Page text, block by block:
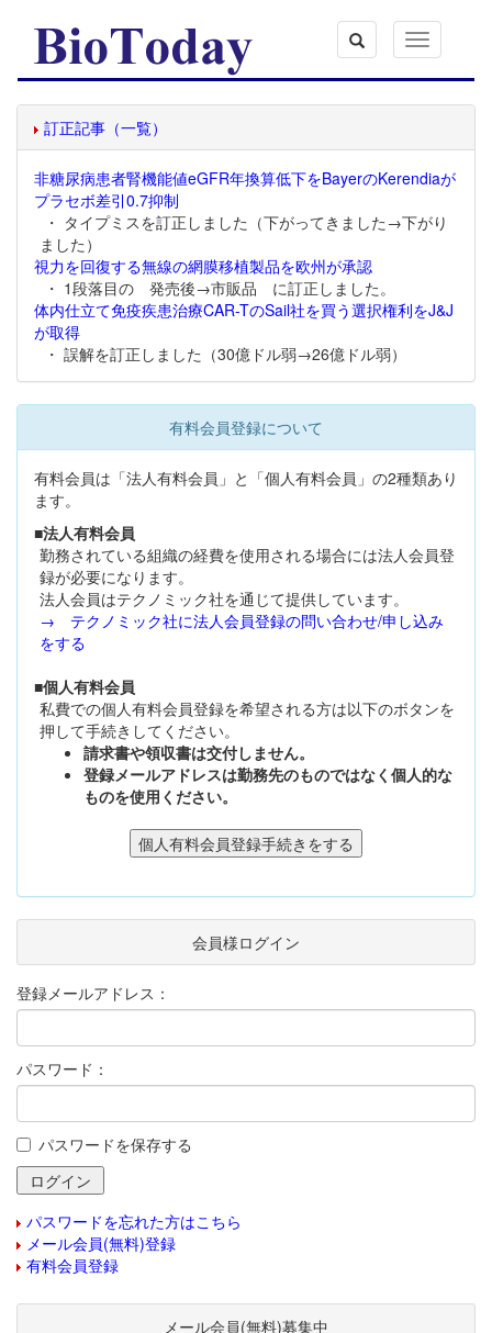
Toggle
navigation
訂正記事（一覧）
非糖尿病患者腎機能値eGFR年換算低下をBayerのKerendiaが
プラセボ差引0.7抑制
・ タイプミスを訂正しました（下がってきました→下がり
ました）
視力を回復する無線の網膜移植製品を欧州が承認
・ 1段落目の 発売後→市販品 に訂正しました。
体内仕立て免疫疾患治療CAR-TのSail社を買う選択権利をJ&J
が取得
・ 誤解を訂正しました（30億ドル弱→26億ドル弱）
有料会員登録について
有料会員は「法人有料会員」と「個人有料会員」の2種類あり
ます。
■法人有料会員
勤務されている組織の経費を使用される場合には法人会員登
録が必要になります。
法人会員はテクノミック社を通じて提供しています。
→ テクノミック社に法人会員登録の問い合わせ/申し込み
をする
■個人有料会員
私費での個人有料会員登録を希望される方は以下のボタンを
押して手続きしてください。
請求書や領収書は交付しません。
登録メールアドレスは勤務先のものではなく個人的な
ものを使用ください。
会員様ログイン
登録メールアドレス：
パスワード：
パスワードを保存する
パスワードを忘れた方はこちら
メール会員(無料)登録
有料会員登録
メール会員(無料)募集中